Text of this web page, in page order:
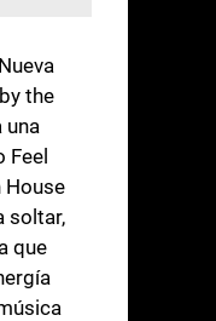
the
una
Feel
House
soltar,
que